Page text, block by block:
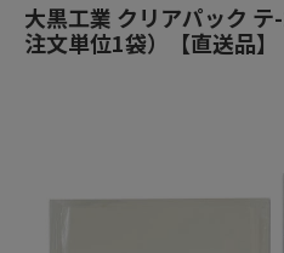
大黒工業 クリアパック
注文単位1袋）【直送品】